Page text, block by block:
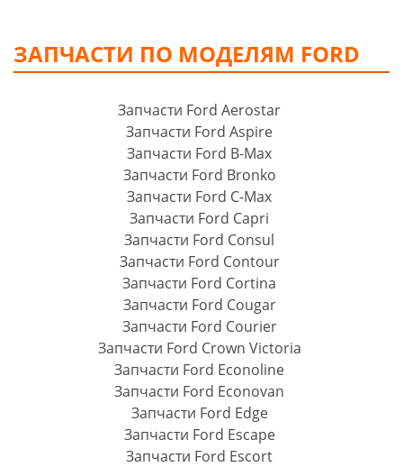
ЗАПЧАСТИ ПО МОДЕЛЯМ FORD
Запчасти Ford Aerostar
Запчасти Ford Aspire
Запчасти Ford B-Max
Запчасти Ford Bronko
Запчасти Ford C-Max
Запчасти Ford Capri
Запчасти Ford Consul
Запчасти Ford Contour
Запчасти Ford Cortina
Запчасти Ford Cougar
Запчасти Ford Courier
Запчасти Ford Crown Victoria
Запчасти Ford Econoline
Запчасти Ford Econovan
Запчасти Ford Edge
Запчасти Ford Escape
Запчасти Ford Escort